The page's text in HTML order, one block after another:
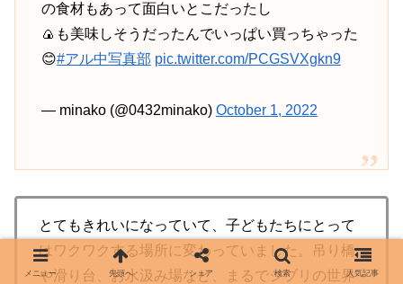
の食材もあって面白いとこだったし
🍙も美味しそうだったんでいっぱい買っちゃった
😊#アル中写真部 pic.twitter.com/PCGSVXgkn9
— minako (@0432minako) October 1, 2022
とてもきれいになっていて、子どもたちにとって
はワクワクする場所に変わっていました。吊り橋
や滑り台、お水汲み場など、まるでジブリの世界
メニュー 先頭へ シェア 検索 人気記事